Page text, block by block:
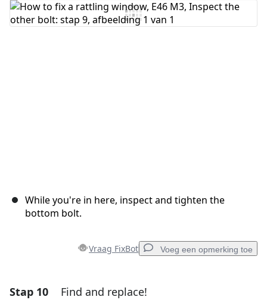
Voeg opmerking toe
While you're in here, inspect and tighten the
bottom bolt.
Vraag FixBot Voeg een opmerking toe
Voeg een opmerking toe
Stap 10 Find and replace!